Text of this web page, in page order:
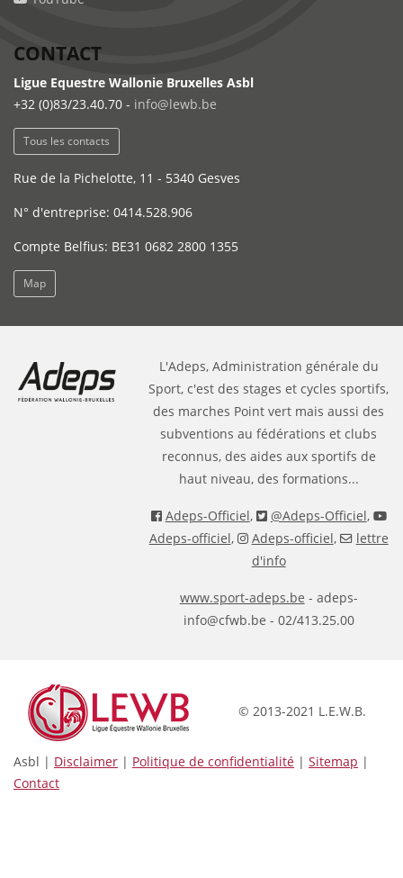
CONTACT
Ligue Equestre Wallonie Bruxelles Asbl
+32 (0)83/23.40.70 - info@lewb.be
Tous les contacts
Rue de la Pichelotte, 11 - 5340 Gesves
N° d'entreprise: 0414.528.906
Compte Belfius: BE31 0682 2800 1355
Map
L'Adeps, Administration générale du
Sport, c'est des stages et cycles sportifs,
des marches Point vert mais aussi des
subventions au fédérations et clubs
reconnus, des aides aux sportifs de
haut niveau, des formations...
Adeps-Officiel, @Adeps-Officiel,
Adeps-officiel, Adeps-officiel,
lettre
d'info
www.sport-adeps.be - adeps-
info@cfwb.be - 02/413.25.00
© 2013-2021 L.E.W.B.
Asbl | Disclaimer | Politique de confidentialité | Sitemap |
Contact